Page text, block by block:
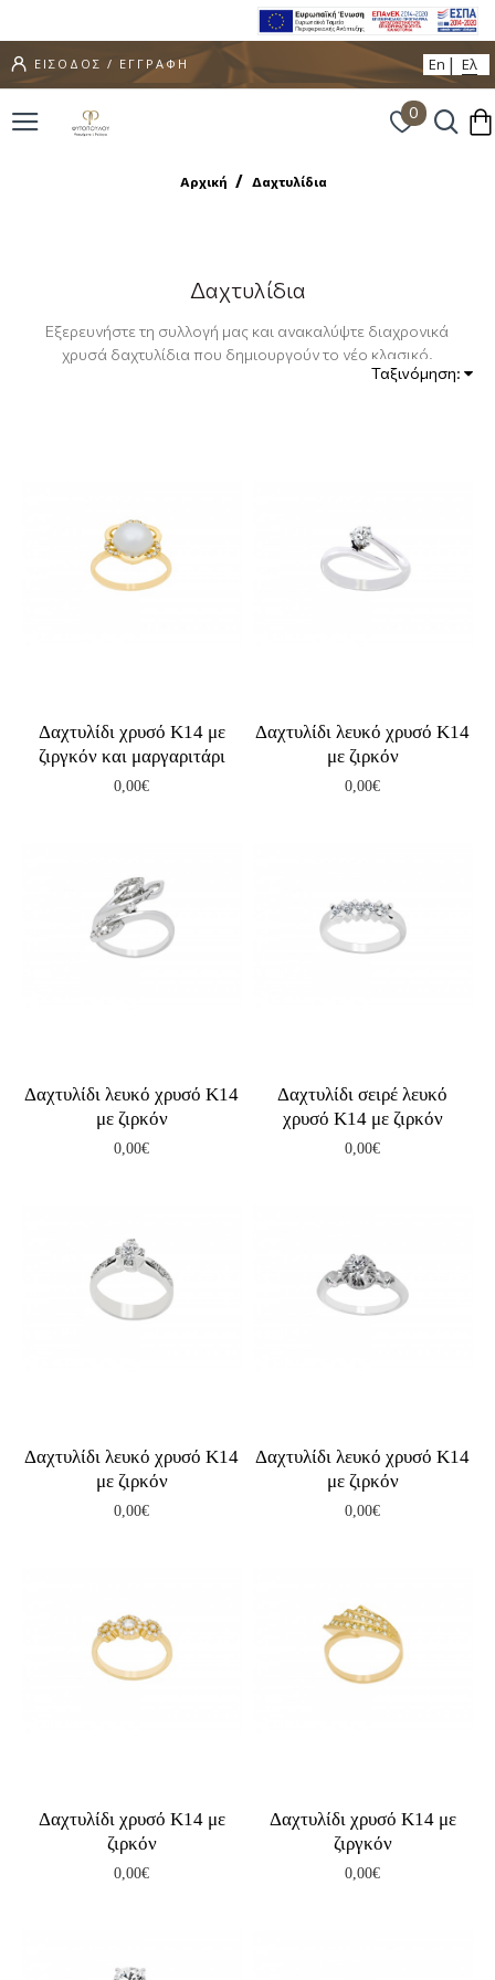
ΕΙΣΟΔΟΣ / ΕΓΓΡΑΦΗ En Ελ
0
Αρχική Δαχτυλίδια
Δαχτυλίδια
Εξερευνήστε τη συλλογή μας και ανακαλύψτε διαχρονικά
χρυσά δαχτυλίδια που δημιουργούν το νέο κλασικό.
Ταξινόμηση:
Δαχτυλίδι χρυσό Κ14 με
ζιργκόν και μαργαριτάρι
0,00€
Δαχτυλίδι λευκό χρυσό Κ14
με ζιρκόν
0,00€
Δαχτυλίδι λευκό χρυσό Κ14
με ζιρκόν
0,00€
Δαχτυλίδι σειρέ λευκό
χρυσό Κ14 με ζιρκόν
0,00€
Δαχτυλίδι λευκό χρυσό Κ14
με ζιρκόν
0,00€
Δαχτυλίδι λευκό χρυσό Κ14
με ζιρκόν
0,00€
Δαχτυλίδι χρυσό Κ14 με
ζιρκόν
0,00€
Δαχτυλίδι χρυσό Κ14 με
ζιργκόν
0,00€